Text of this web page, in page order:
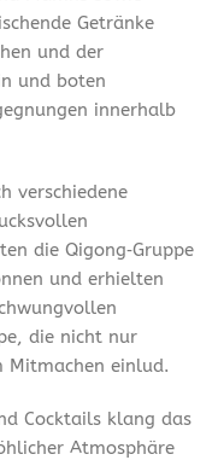
Getränke
und der
und boten
innerhalb
verschiedene
die Qigong‑Gruppe
und erhielten
die nicht nur
Mitmachen einlud.
Cocktails klang das
Atmosphäre